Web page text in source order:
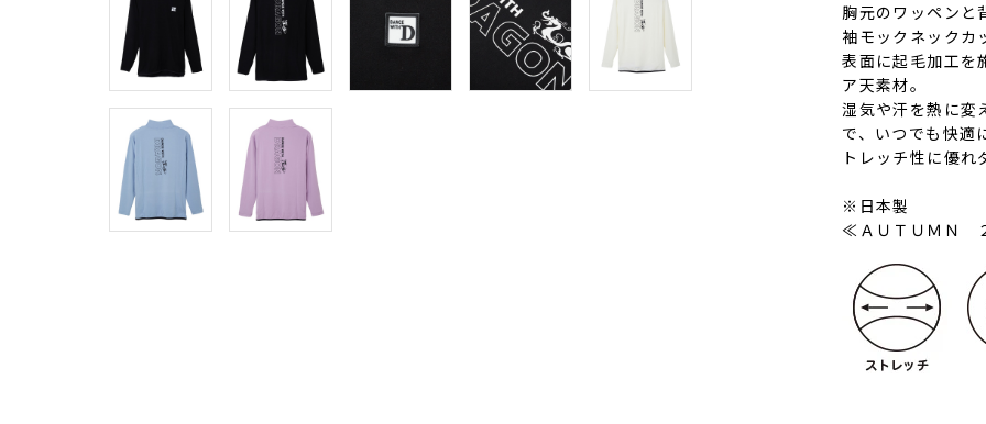
胸元のワッペンと
袖モックネックカ
表面に起毛加工を
ア天素材。
湿気や汗を熱に変
で、いつでも快適
トレッチ性に優
※日本製
≪ＡＵＴＵＭＮ